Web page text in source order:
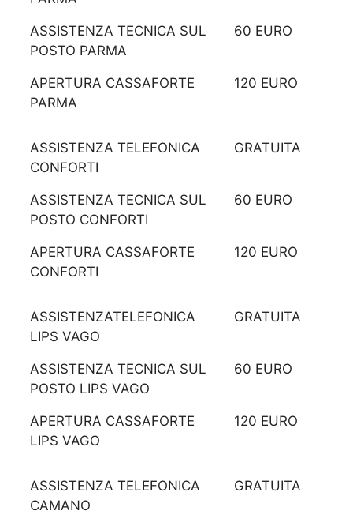
ASSISTENZA TECNICA SUL
POSTO PARMA
60 EURO
APERTURA CASSAFORTE
PARMA
120 EURO
ASSISTENZA TELEFONICA
CONFORTI
GRATUITA
ASSISTENZA TECNICA SUL
POSTO CONFORTI
60 EURO
APERTURA CASSAFORTE
CONFORTI
120 EURO
ASSISTENZATELEFONICA
LIPS VAGO
GRATUITA
ASSISTENZA TECNICA SUL
POSTO LIPS VAGO
60 EURO
APERTURA CASSAFORTE
LIPS VAGO
120 EURO
ASSISTENZA TELEFONICA
CAMANO
GRATUITA